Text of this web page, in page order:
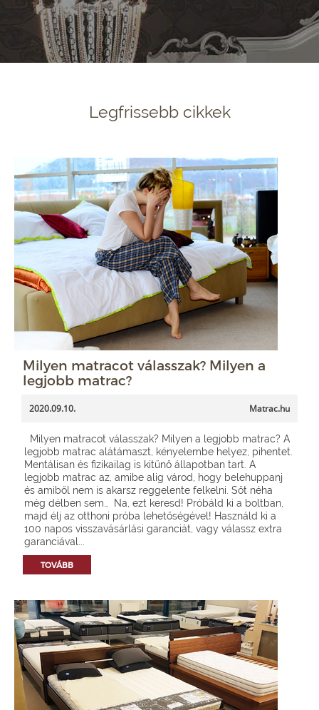
Legfrissebb cikkek
Milyen matracot válasszak? Milyen a
legjobb matrac?
2020.09.10. Matrac.hu
Milyen matracot válasszak? Milyen a legjobb matrac? A
legjobb matrac alátámaszt, kényelembe helyez, pihentet.
Mentálisan és fizikailag is kitűnő állapotban tart. A
legjobb matrac az, amibe alig várod, hogy belehuppanj
és amiből nem is akarsz reggelente felkelni. Sőt néha
még délben sem… Na, ezt keresd! Próbáld ki a boltban,
majd élj az otthoni próba lehetőségével! Használd ki a
100 napos visszavásárlási garanciát, vagy válassz extra
garanciával...
TOVÁBB